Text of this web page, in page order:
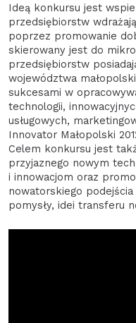
Ideą konkursu jest
przedsiębiorstw
poprzez promowanie
skierowany jest do
przedsiębiorstw
województwa
sukcesami w
technologii,
usługowych,
Innovator Małopolski
Celem konkursu jest
przyjaznego nowym
i innowacjom oraz
nowatorskiego
pomysły, idei transferu